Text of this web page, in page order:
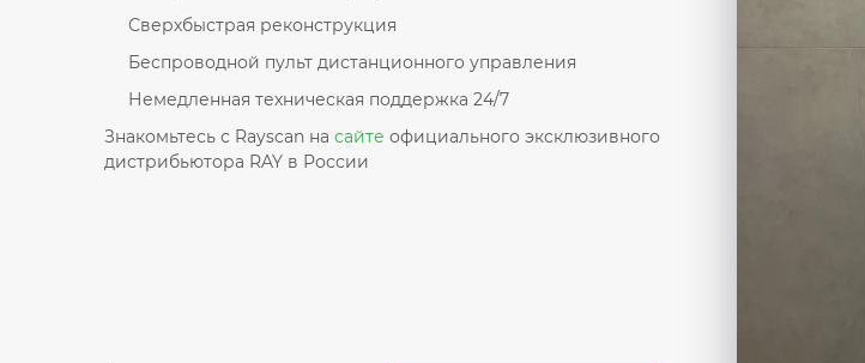
Сверхбыстрая реконструкция
Беспроводной пульт дистанционного управления
Немедленная техническая поддержка 24/7
Знакомьтесь с Rayscan на сайте официального эксклюзивного
дистрибьютора RAY в России